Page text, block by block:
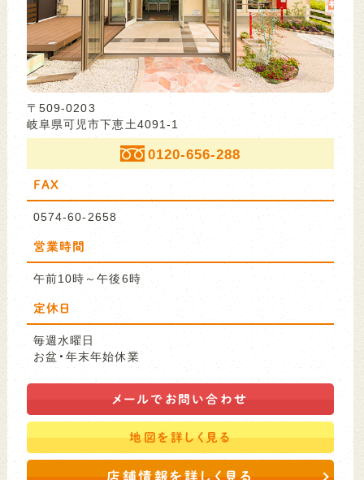
〒509-0203
岐阜県可児市下恵土4091-1
0120-656-288
FAX
0574-60-2658
営業時間
午前10時～午後6時
定休日
毎週水曜日
お盆・年末年始休業
メールで お問い合わせ
地図を詳しく見る
店舗情報を詳しく見る